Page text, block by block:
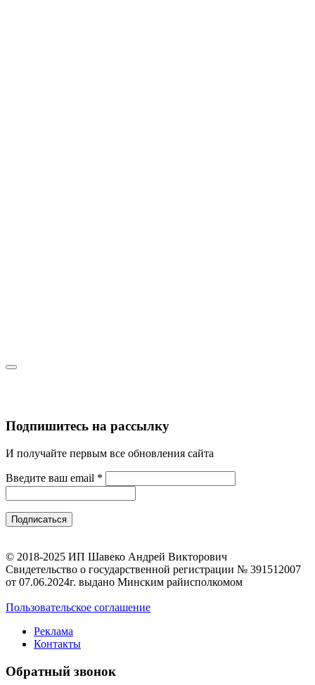
Подпишитесь на рассылку
И получайте первым все обновления сайта
Введите ваш email *
© 2018-2025 ИП Шавеко Андрей Викторович
Свидетельство о государственной регистрации № 391512007
от 07.06.2024г. выдано Минским райисполкомом
Пользовательское соглашение
Реклама
Контакты
Обратный звонок